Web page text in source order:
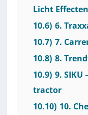
Licht Effecten
10.6) 6.
10.7) 7.
10.8) 8.
10.9) 9. SIKU
tractor
10.10) 10.